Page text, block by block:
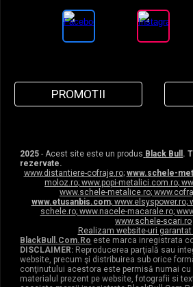
PROMOTII
2025 - Acest site este un produs Black Bull .
rezervate.
www.distantiere-cofraje.ro; www.schele-
moloz.ro; www.popi-metalici.com.ro;
www.schele-metalice.ro;
www.etusanbis.com; www.elsyspower.ro;
schele.ro; www.nacele-macarale.ro;
www.schele-scari.ro
Realizam website-uri
BlackBull.Com.Ro este marca inregistrata
DISCLAIMER: Reproducerea parţială sau
website, precum şi distribuirea sub orice
conţinutului acestora este permisă numai cu
materialul prezent pe website, fotografii si